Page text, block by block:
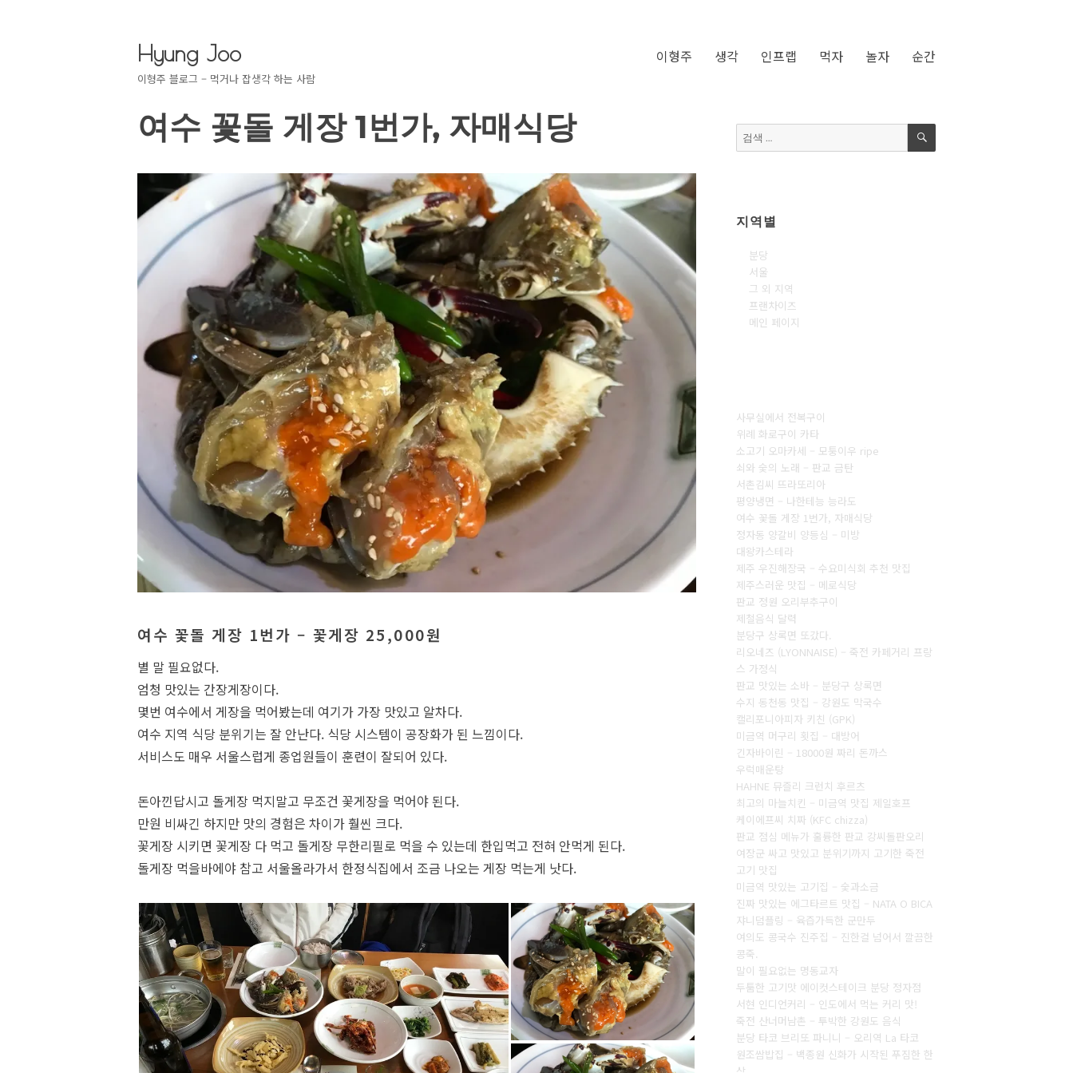
Hyung Joo
이형주 블로그 – 먹거나 잡생각 하는 사람
이형주 생각 인프랩 먹자 놀자 순간
여수 꽃돌 게장 1번가, 자매식당
여수 꽃돌 게장 1번가 – 꽃게장 25,000원
별 말 필요없다.
엄청 맛있는 간장게장이다.
몇번 여수에서 게장을 먹어봤는데 여기가 가장 맛있고 알차다.
여수 지역 식당 분위기는 잘 안난다. 식당 시스템이 공장화가 된 느낌이다.
서비스도 매우 서울스럽게 종업원들이 훈련이 잘되어 있다.
돈아낀답시고 돌게장 먹지말고 무조건 꽃게장을 먹어야 된다.
만원 비싸긴 하지만 맛의 경험은 차이가 훨씬 크다.
꽃게장 시키면 꽃게장 다 먹고 돌게장 무한리필로 먹을 수 있는데 한입먹고 전혀 안먹게 된다.
돌게장 먹을바에야 참고 서울올라가서 한정식집에서 조금 나오는 게장 먹는게 낫다.
검
색:
검
지역별
분당
서울
그 외 지역
프랜차이즈
메인 페이지
사무실에서 전복구이
위례 화로구이 카타
소고기 오마카세 – 모퉁이우 ripe
쇠와 숯의 노래 – 판교 금탄
서촌김씨 뜨라또리아
평양냉면 – 나한테능 능라도
여수 꽃돌 게장 1번가, 자매식당
정자동 양갈비 양등심 – 미방
대왕카스테라
제주 우진해장국 – 수요미식회 추천 맛집
제주스러운 맛집 – 메로식당
판교 정원 오리부추구이
제철음식 달력
분당구 상록면 또갔다.
리오네즈 (LYONNAISE) – 죽전 카페거리 프랑
스 가정식
판교 맛있는 소바 – 분당구 상록면
수지 동천동 맛집 – 강원도 막국수
캘리포니아피자 키친 (GPK)
미금역 머구리 횟집 – 대방어
긴자바이린 – 18000원 짜리 돈까스
우럭매운탕
HAHNE 뮤즐리 크런치 후르츠
최고의 마늘치킨 – 미금역 맛집 제일호프
케이에프씨 치짜 (KFC chizza)
판교 점심 메뉴가 훌륭한 판교 강씨돌판오리
여장군 싸고 맛있고 분위기까지 고기한 죽전
고기 맛집
미금역 맛있는 고기집 – 숯과소금
진짜 맛있는 에그타르트 맛집 – NATA O BICA
쟈니덤플링 – 육즙가득한 군만두
여의도 콩국수 진주집 – 진한걸 넘어서 깔끔한
콩죽.
말이 필요없는 명동교자
두툼한 고기맛 에이컷스테이크 분당 정자점
서현 인디언커리 – 인도에서 먹는 커리 맛!
죽전 산너머남촌 – 투박한 강원도 음식
분당 타코 브리또 파니니 – 오리역 La 타코
원조쌈밥집 – 백종원 신화가 시작된 푸짐한 한